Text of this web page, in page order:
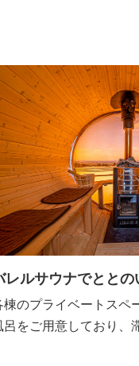
レルサウナでととの
棟のプライベートスペ
呂をご用意しており、